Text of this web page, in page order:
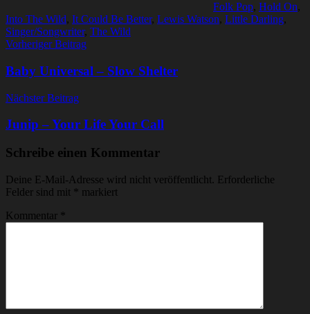
Folk Pop, Hold On,
Into The Wild, It Could Be Better, Lewis Watson, Little Darling,
Singer/Songwriter, The Wild
Beitragsnavigation
Vorheriger Beitrag
Baby Universal – Slow Shelter
Nächster Beitrag
Junip – Your Life Your Call
Schreibe einen Kommentar
Deine E-Mail-Adresse wird nicht veröffentlicht. Erforderliche
Felder sind mit * markiert
Kommentar *